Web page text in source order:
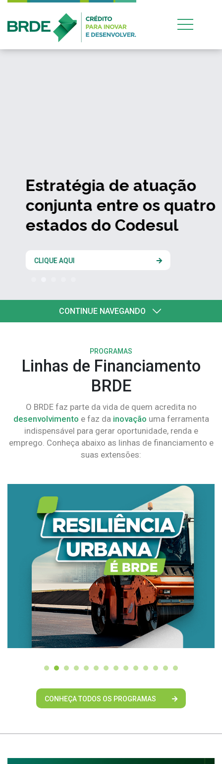
Estratégia de atuação
conjunta entre os quatro
estados do Codesul
CLIQUE AQUI
CONTINUE NAVEGANDO
PROGRAMAS
Linhas de Financiamento
BRDE
O BRDE faz parte da vida de quem acredita no
desenvolvimento e faz da inovação uma ferramenta
indispensável para gerar oportunidade, renda e
emprego. Conheça abaixo as linhas de financiamento e
suas extensões:
CONHEÇA TODOS OS PROGRAMAS